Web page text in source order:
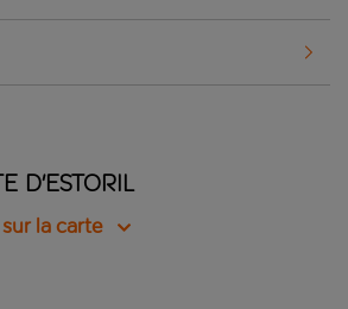
d'Estoril
la carte